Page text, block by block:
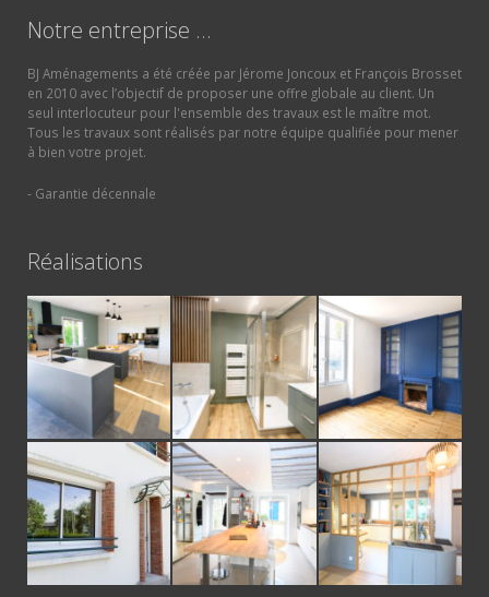
Notre entreprise …
BJ Aménagements a été créée par Jérome Joncoux et François Brosset
en 2010 avec l’objectif de proposer une offre globale au client. Un
seul interlocuteur pour l'ensemble des travaux est le maître mot.
Tous les travaux sont réalisés par notre équipe qualifiée pour mener
à bien votre projet.
- Garantie décennale
Réalisations